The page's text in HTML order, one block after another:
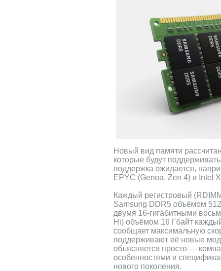
Новый вид памяти
которые будут
поддержка ожидается,
EPYC (Genoa, Zen 4) и Intel
Каждый регистровый
Samsung DDR5 объёмом
двумя 16-гигабитными
Hi) объёмом 16 Гбайт
сообщает максимальную
поддерживают её новые
объясняется просто —
особенностями и
нового поколения.